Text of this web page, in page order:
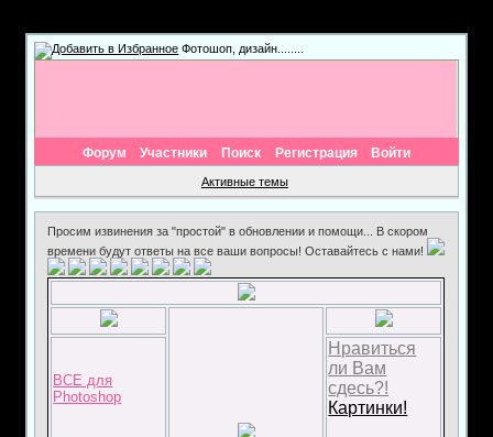
Фотошоп, дизайн........
Форум Участники Поиск Регистрация Войти
Активные темы
Просим извинения за "простой" в обновлении и помощи... В скором
времени будут ответы на все ваши вопросы! Оставайтесь с нами!
ВСЕ для
Photoshop
Нравиться
ли Вам
сдесь?!
Картинки!